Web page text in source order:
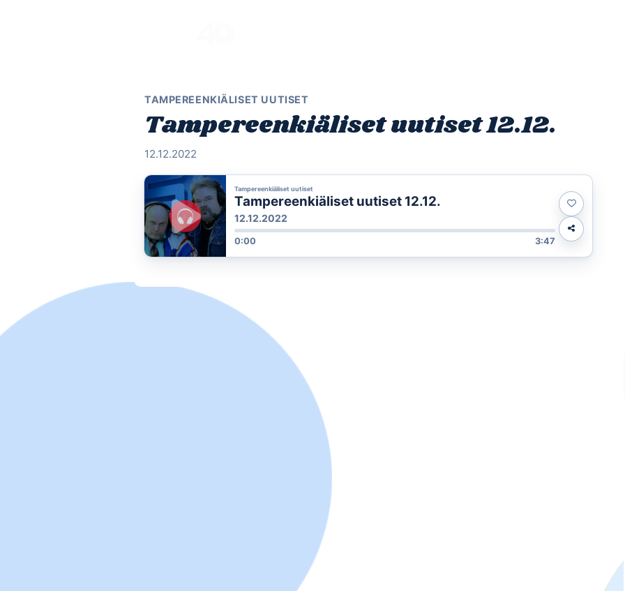
TAMPEREENKIÄLISET UUTISET
Tampereenkiäliset uutiset 12.12.
12.12.2022
Tampereenkiäliset uutiset
Tampereenkiäliset uutiset 12.12.
12.12.2022
0:00 3:47